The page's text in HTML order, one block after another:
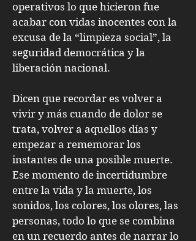
operativos lo que hicieron fue
acabar con vidas inocentes con la
excusa de la “limpieza social”, la
seguridad democrática y la
liberación nacional.
Dicen que recordar es volver a
vivir y más cuando de dolor se
trata, volver a aquellos días y
empezar a rememorar los
instantes de una posible muerte.
Ese momento de incertidumbre
entre la vida y la muerte, los
sonidos, los colores, los olores, las
personas, todo lo que se combina
en un recuerdo antes de narrar lo